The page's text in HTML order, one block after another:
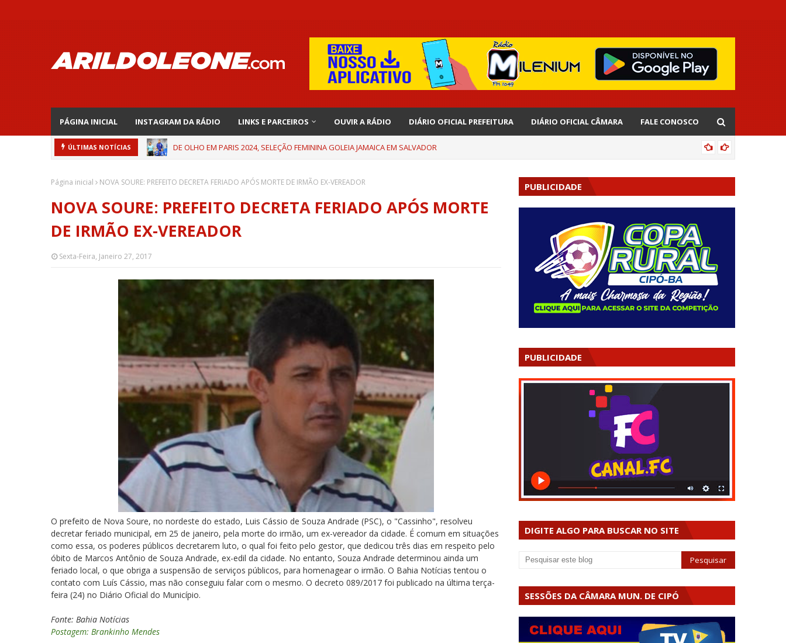
PÁGINA INICIAL INSTAGRAM DA RÁDIO LINKS E PARCEIROS OUVIR A RÁDIO DIÁRIO OFICIAL PREFEITURA DIÁRIO OFICIAL CÂMARA FALE CONOSCO
ÚLTIMAS NOTÍCIAS DE OLHO EM PARIS 2024, SELEÇÃO FEMININA GOLEIA JAMAICA EM SALVADOR
Página inicial NOVA SOURE: PREFEITO DECRETA FERIADO APÓS MORTE DE IRMÃO EX-VEREADOR
NOVA SOURE: PREFEITO DECRETA FERIADO APÓS MORTE
DE IRMÃO EX-VEREADOR
Sexta-Feira, Janeiro 27, 2017
O prefeito de Nova Soure, no nordeste do estado, Luis Cássio de Souza Andrade (PSC), o "Cassinho", resolveu
decretar feriado municipal, em 25 de janeiro, pela morte do irmão, um ex-vereador da cidade. É comum em situações
como essa, os poderes públicos decretarem luto, o qual foi feito pelo gestor, que dedicou três dias em respeito pelo
óbito de Marcos Antônio de Souza Andrade, ex-edil da cidade. No entanto, Souza Andrade determinou ainda um
feriado local, o que obriga a suspensão de serviços públicos, para homenagear o irmão. O Bahia Notícias tentou o
contato com Luís Cássio, mas não conseguiu falar com o mesmo. O decreto 089/2017 foi publicado na última terça-
feira (24) no Diário Oficial do Município.
Fonte: Bahia Notícias
Postagem: Brankinho Mendes
PUBLICIDADE
PUBLICIDADE
DIGITE ALGO PARA BUSCAR NO SITE
SESSÕES DA CÂMARA MUN. DE CIPÓ